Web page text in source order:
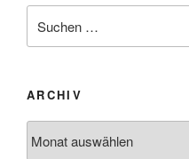
nach:
ARCHIV